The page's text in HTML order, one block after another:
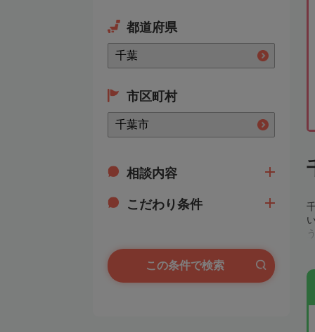
都道府県
市区町村
相談内容
こだわり条件
この条件で検索